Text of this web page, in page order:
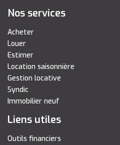
Nos services
Acheter
Louer
Estimer
Location saisonnière
Gestion locative
Syndic
Immobilier neuf
Liens utiles
Outils financiers